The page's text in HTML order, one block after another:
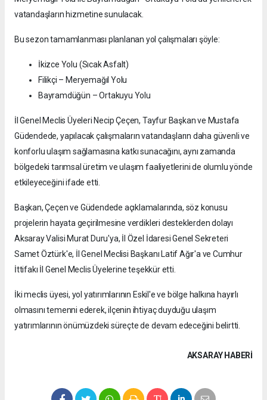
vatandaşların hizmetine sunulacak.
Bu sezon tamamlanması planlanan yol çalışmaları şöyle:
İkizce Yolu (Sıcak Asfalt)
Filikçi – Meryemağıl Yolu
Bayramdüğün – Ortakuyu Yolu
İl Genel Meclis Üyeleri Necip Çeçen, Tayfur Başkan ve Mustafa
Güdendede, yapılacak çalışmaların vatandaşların daha güvenli ve
konforlu ulaşım sağlamasına katkı sunacağını, aynı zamanda
bölgedeki tarımsal üretim ve ulaşım faaliyetlerini de olumlu yönde
etkileyeceğini ifade etti.
Başkan, Çeçen ve Güdendede açıklamalarında, söz konusu
projelerin hayata geçirilmesine verdikleri desteklerden dolayı
Aksaray Valisi Murat Duru'ya, İl Özel İdaresi Genel Sekreteri
Samet Öztürk'e, İl Genel Meclisi Başkanı Latif Ağır'a ve Cumhur
İttifakı İl Genel Meclis Üyelerine teşekkür etti.
İki meclis üyesi, yol yatırımlarının Eskil'e ve bölge halkına hayırlı
olmasını temenni ederek, ilçenin ihtiyaç duyduğu ulaşım
yatırımlarının önümüzdeki süreçte de devam edeceğini belirtti.
AKSARAY HABERİ